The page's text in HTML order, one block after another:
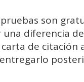
son
diferencia
de citación